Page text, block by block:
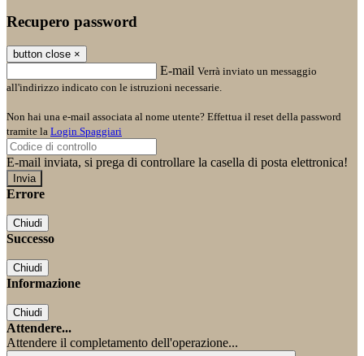
Recupero password
button close ×
E-mail Verrà inviato un messaggio
all'indirizzo indicato con le istruzioni necessarie.
Non hai una e-mail associata al nome utente? Effettua il reset della password
tramite la Login Spaggiari
E-mail inviata, si prega di controllare la casella di posta elettronica!
Errore
Chiudi
Successo
Chiudi
Informazione
Chiudi
Attendere...
Attendere il completamento dell'operazione...